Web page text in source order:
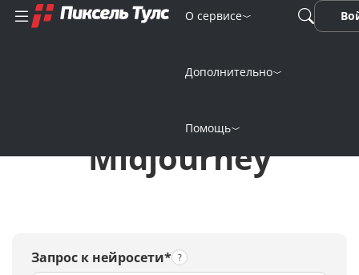
О сервисе
Дополнительно
Помощь
изображений
онлайн
нейросетью
Midjourney
Запрос к нейросети*